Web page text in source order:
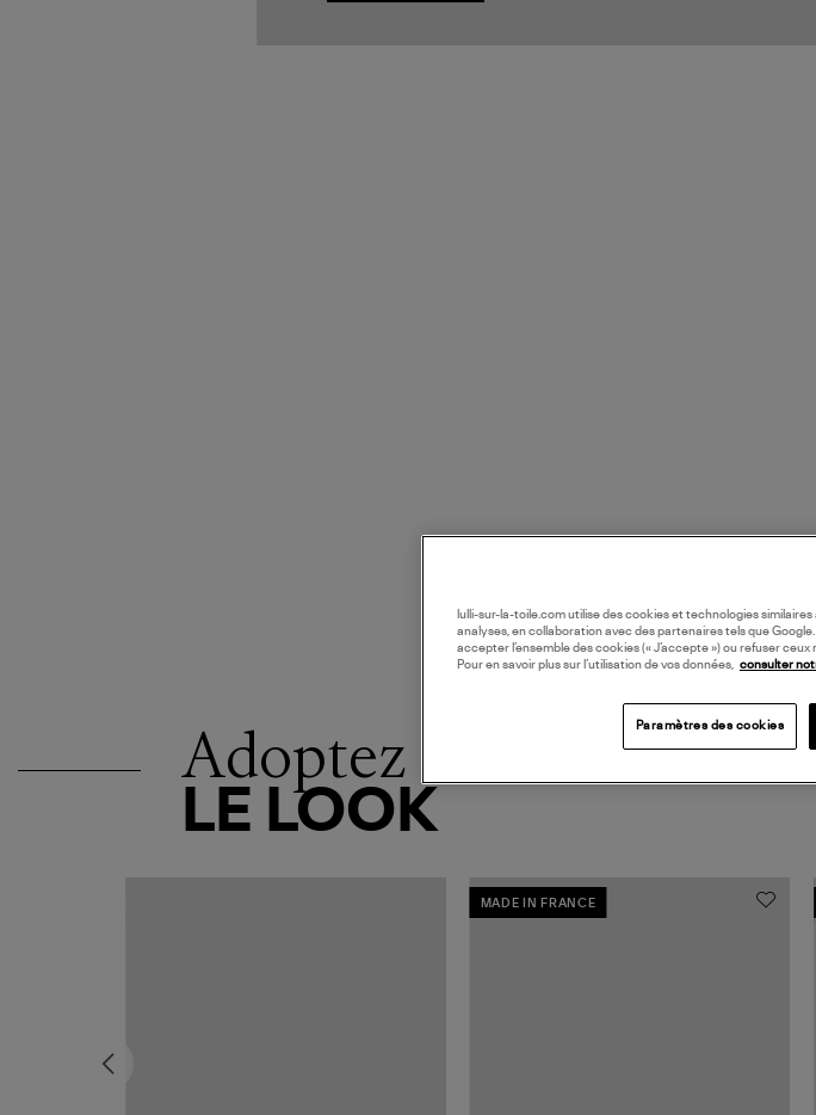
Adoptez
LE LOOK
MADE IN FRANCE
lulli-sur-la-toile.com utilise des cookies et technologies
analyses, en collaboration avec des partenaires tels que
accepter l’ensemble des cookies (« J’accepte ») ou refuser
Pour en savoir plus sur l’utilisation de vos données, consulter
Paramètres des cookies